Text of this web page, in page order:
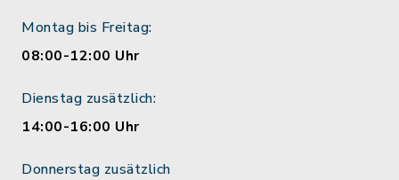
Montag bis Freitag:
08:00-12:00 Uhr
Dienstag zusätzlich:
14:00-16:00 Uhr
Donnerstag zusätzlich